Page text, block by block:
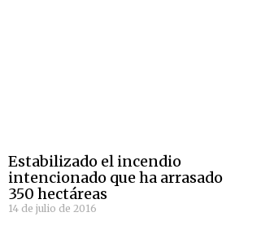
Estabilizado el incendio
intencionado que ha arrasado
350 hectáreas
14 de julio de 2016